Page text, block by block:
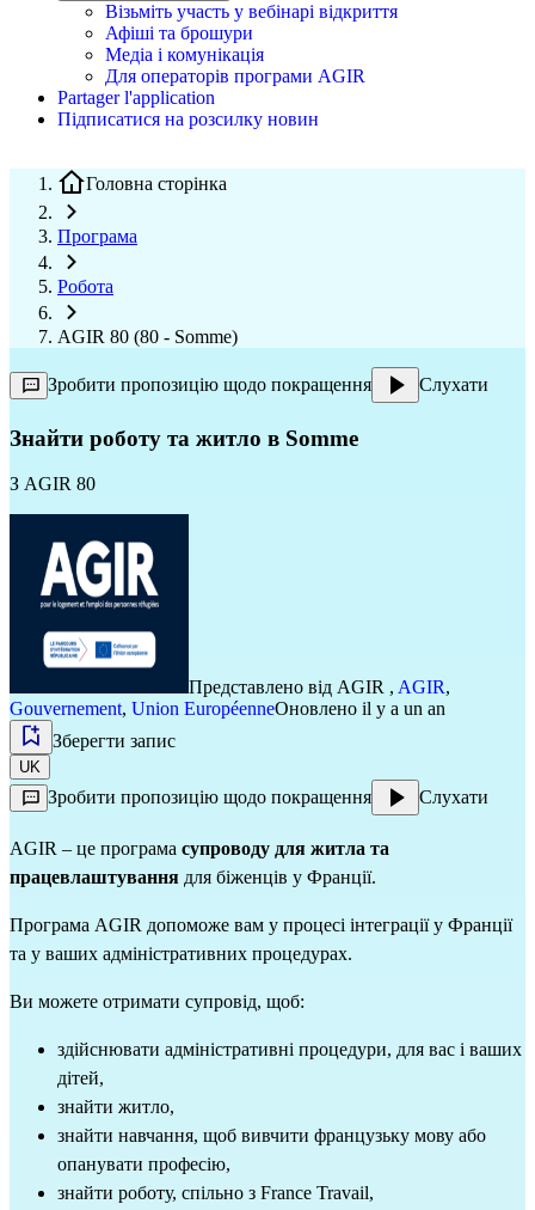
Візьміть участь у вебінарі відкриття
Афіші та брошури
Медіа і комунікація
Для операторів програми AGIR
Partager l'application
Підписатися на розсилку новин
Головна сторінка
Програма
Робота
AGIR 80 (80 - Somme)
Зробити пропозицію щодо покращення Слухати
Знайти роботу та житло в Somme
З AGIR 80
Представлено від AGIR , AGIR,
Gouvernement, Union EuropéenneОновлено il y a un an
Зберегти запис
UK
Зробити пропозицію щодо покращення Слухати
AGIR – це програма супроводу для житла та
працевлаштування для біженців у Франції.
Програма AGIR допоможе вам у процесі інтеграції у Франції
та у ваших адміністративних процедурах.
Ви можете отримати супровід, щоб:
здійснювати адміністративні процедури, для вас і ваших
дітей,
знайти житло,
знайти навчання, щоб вивчити французьку мову або
опанувати професію,
знайти роботу, спільно з France Travail,